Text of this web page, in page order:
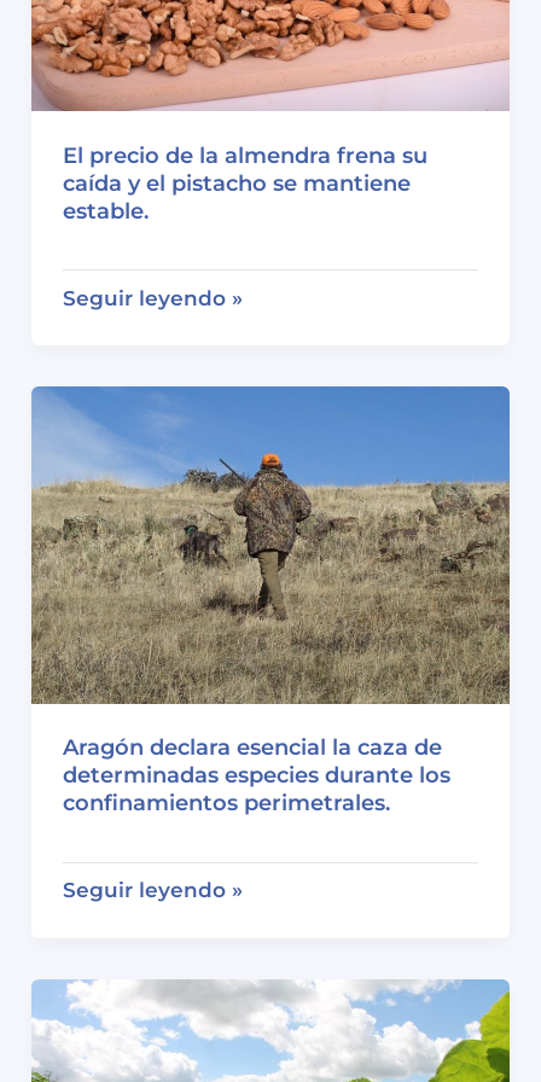
El precio de la almendra frena su
caída y el pistacho se mantiene
estable.
El
la
almendra
frena
su
caída
y
el
pistacho
se
mantiene
estable.
Seguir leyendo »
Aragón declara esencial la caza de
determinadas especies durante los
confinamientos perimetrales.
Aragón
la
caza
de
Seguir leyendo »